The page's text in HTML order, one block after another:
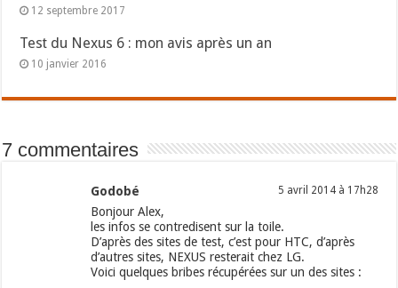
12 septembre 2017
Test du Nexus 6 : mon avis après un an
10 janvier 2016
7 commentaires
Godobé 5 avril 2014 à 17h28
Bonjour Alex,
les infos se contredisent sur la toile.
D’après des sites de test, c’est pour HTC, d’après
d’autres sites, NEXUS resterait chez LG.
Voici quelques bribes récupérées sur un des sites :